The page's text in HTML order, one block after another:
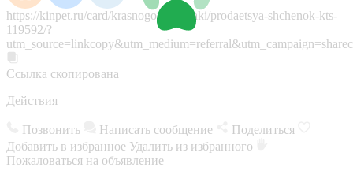
https://kinpet.ru/card/krasnogorsk/sobaki/prodaetsya-shchenok-kts-
119592/?
Ссылка скопирована
Действия
Позвонить Написать сообщение
Поделиться
Добавить в избранное Удалить из избранного
Пожаловаться на объявление